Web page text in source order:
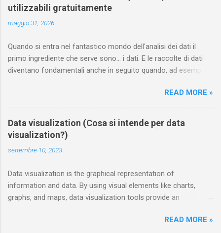
utilizzabili gratuitamente
maggio 31, 2026
Quando si entra nel fantastico mondo dell'analisi dei dati il
primo ingrediente che serve sono... i dati. E le raccolte di dati
diventano fondamentali anche in seguito quando, ad esempio,
pagina annoto i siti dai quali è possibile scaricare gratuitamente
e legalmente dataset curati di dati. Chiunque può contribuire
segnalandone di nuovi nei commenti Sport statsbomb mette a
disposizione gratuitamente delle interessanti raccolte dedicate
al mondo del calcio e del football americano ; le trovi sulla loro
pagina github . Tra i data set dedicati al calcio e scaricabili
(La Liga) 2015/16, a EURO femminile 2022, alla 17 stagioni di
Messi nel Barcellona ( "ogni tocco, ogni passaggio, ogni
dribbling" ), alle stagioni 2018/19, 2019/20, 2020/21 della Super
READ MORE »
Data visualization (Cosa si intende per data
visualization?)
settembre 10, 2023
Data visualization is the graphical representation of
information and data. By using visual elements like charts,
graphs, and maps, data visualization tools provide an
patterns in data. Additionally, it provides an excellent way for
READ MORE »